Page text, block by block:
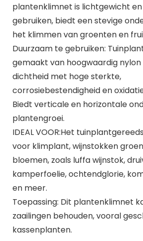
plantenklimnet is lichtgewicht
gebruiken, biedt een stevige
het klimmen van groenten en
Duurzaam te gebruiken:
gemaakt van hoogwaardig
dichtheid met hoge sterkte,
corrosiebestendigheid en
Biedt verticale en horizontale
plantengroei.
IDEAL VOOR:Het
voor klimplant, wijnstokken
bloemen, zoals luffa wijnstok,
kamperfoelie, ochtendglorie,
en meer.
Toepassing: Dit plantenklimnet
zaailingen behouden, vooral
kassenplanten.